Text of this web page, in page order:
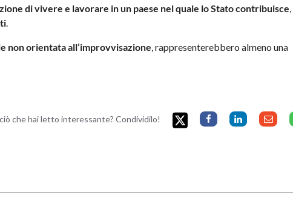
di vivere e lavorare in un paese nel quale lo Stato contribuisce,
.
non orientata all’improvvisazione, rappresenterebbero almeno una
che hai letto interessante? Condividilo!